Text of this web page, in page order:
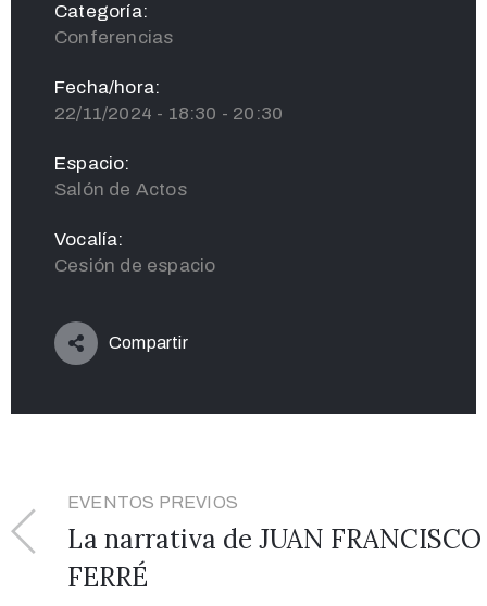
Categoría:
Conferencias
Fecha/hora:
22/11/2024 - 18:30 - 20:30
Espacio:
Salón de Actos
Vocalía:
Cesión de espacio
Compartir
EVENTOS PREVIOS
La narrativa de JUAN FRANCISCO
FERRÉ